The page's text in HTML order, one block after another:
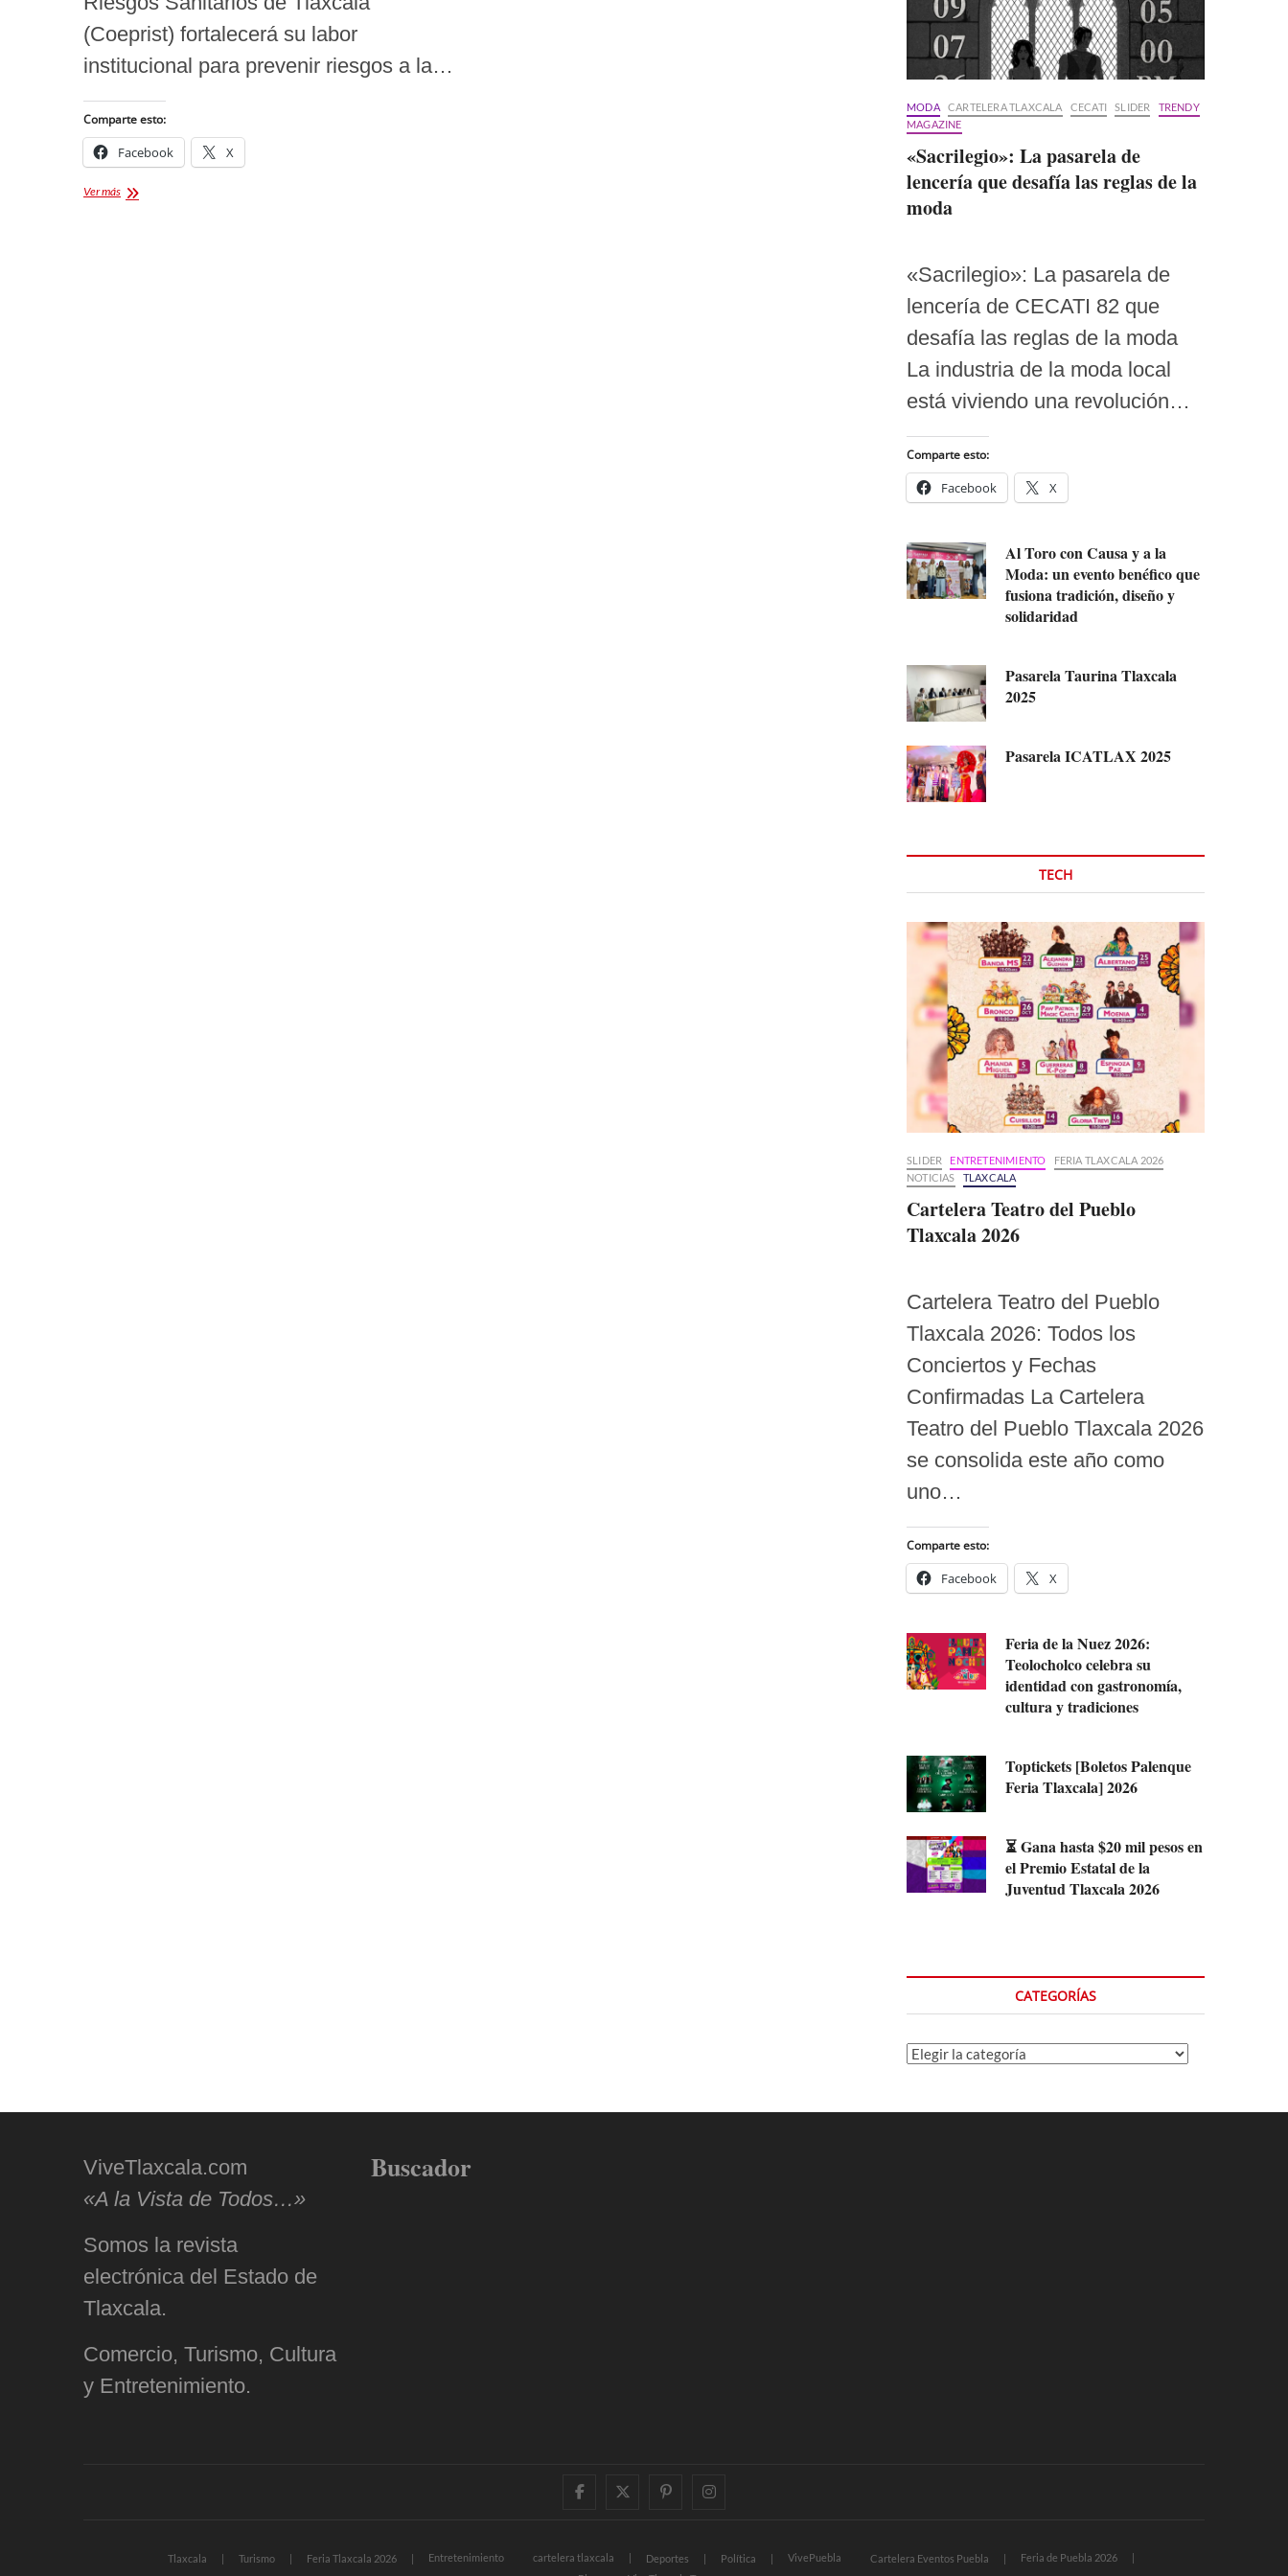
(Coeprist) fortalecerá su labor
institucional para prevenir riesgos a la…
Comparte esto:
Facebook X
Ver másCOEPRIST
MODA CARTELERA TLAXCALA CECATI SLIDER
TRENDY
MAGAZINE
«Sacrilegio»: La pasarela de
lencería que desafía las reglas de la
moda
«Sacrilegio»: La pasarela de
lencería de CECATI 82 que
desafía las reglas de la moda
La industria de la moda local
está viviendo una revolución…
Comparte esto:
Facebook X
Al Toro con Causa y a la
Moda: un evento benéfico que
fusiona tradición, diseño y
solidaridad
Pasarela Taurina Tlaxcala
2025
Pasarela ICATLAX 2025
TECH
SLIDER ENTRETENIMIENTO
FERIA TLAXCALA 2026
NOTICIAS
TLAXCALA
Cartelera Teatro del Pueblo
Tlaxcala 2026
Cartelera Teatro del Pueblo
Tlaxcala 2026: Todos los
Conciertos y Fechas
Confirmadas La Cartelera
Teatro del Pueblo Tlaxcala 2026
se consolida este año como
uno…
Comparte esto:
Facebook X
Feria de la Nuez 2026:
Teolocholco celebra su
identidad con gastronomía,
cultura y tradiciones
Toptickets [Boletos Palenque
Feria Tlaxcala] 2026
⏳ Gana hasta $20 mil pesos en
el Premio Estatal de la
Juventud Tlaxcala 2026
CATEGORÍAS
Categorías
ViveTlaxcala.com
«A la Vista de Todos…»
Somos la revista
electrónica del Estado de
Tlaxcala.
Comercio, Turismo, Cultura
y Entretenimiento.
Buscador
facebooktwitter
pinterestinstagram
Tlaxcala Turismo Feria Tlaxcala 2026 Entretenimiento cartelera tlaxcala Deportes Política VivePuebla Cartelera Eventos Puebla
Feria de Puebla 2026